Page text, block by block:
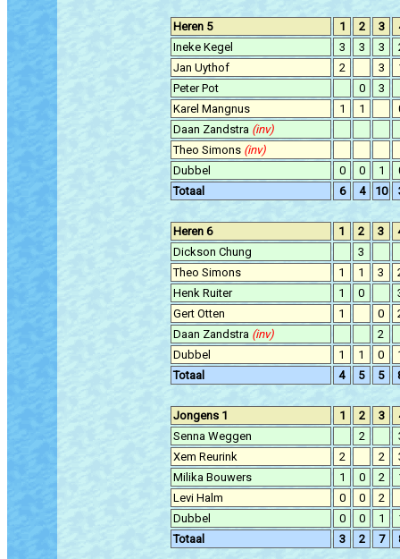
Heren 5 1 2 3
Ineke Kegel
3 3 3
Jan Uythof
2 3
Peter Pot
0
3
Karel Mangnus
1 1
Daan Zandstra (inv)
Theo Simons (inv)
Dubbel
0 0 1
Totaal
6 4 10
Heren 6 1 2 3
Dickson Chung
3
Theo Simons
1 1 3
Henk Ruiter
1 0
Gert Otten
1 0
Daan Zandstra (inv)
2
Dubbel
1 1 0
Totaal
4 5 5
Jongens 1 1 2 3
Senna Weggen
2
Xem Reurink
2 2
Milika Bouwers
1 0 2
Levi Halm
0 0
2
Dubbel
0 0 1
Totaal
3 2 7